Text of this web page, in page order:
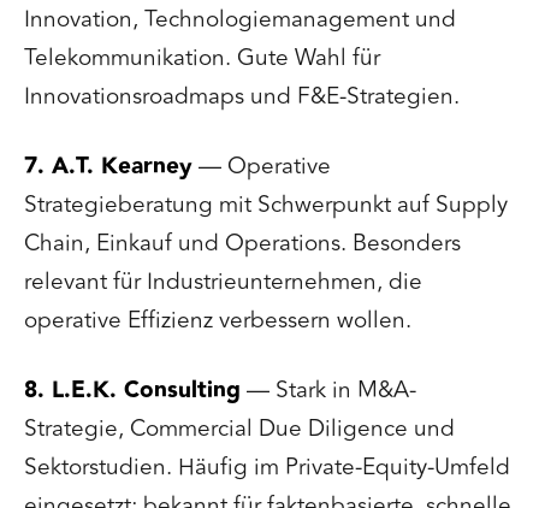
Innovation, Technologiemanagement und
Telekommunikation. Gute Wahl für
Innovationsroadmaps und F&E-Strategien.
7. A.T. Kearney— Operative
Strategieberatung mit Schwerpunkt auf Supply
Chain, Einkauf und Operations. Besonders
relevant für Industrieunternehmen, die
operative Effizienz verbessern wollen.
8. L.E.K. Consulting — Stark in M&A-
Strategie, Commercial Due Diligence und
Sektorstudien. Häufig im Private-Equity-Umfeld